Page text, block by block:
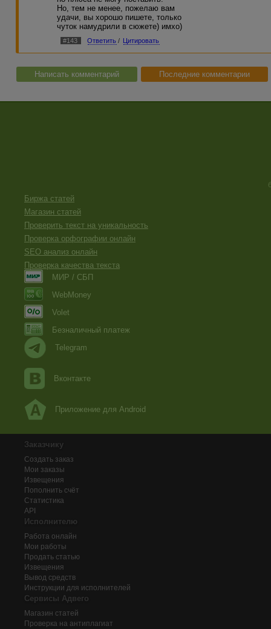
Но, тем не менее, пожелаю вам
удачи, вы хорошо пишете, только
чуток намудрили в сюжете) имхо)
#143 Ответить / Цитировать
Написать комментарий Последние комментарии
Биржа статей
Магазин статей
Проверить текст на уникальность
Проверка орфографии онлайн
SEO анализ онлайн
Проверка качества текста
МИР / СБП
WebMoney
Volet
Безналичный платеж
Telegram
Вконтакте
Приложение для Android
Заказчику
Создать заказ
Мои заказы
Извещения
Пополнить счёт
Статистика
API
Исполнителю
Работа онлайн
Мои работы
Продать статью
Извещения
Вывод средств
Инструкции для исполнителей
Сервисы Адвего
Магазин статей
Проверка на антиплагиат